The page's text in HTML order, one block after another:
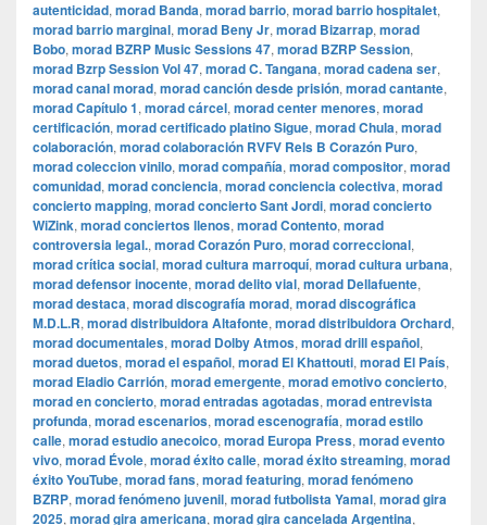
autenticidad, morad Banda, morad barrio, morad barrio hospitalet,
morad barrio marginal, morad Beny Jr, morad Bizarrap, morad
Bobo, morad BZRP Music Sessions 47, morad BZRP Session,
morad Bzrp Session Vol 47, morad C. Tangana, morad cadena ser,
morad canal morad, morad canción desde prisión, morad cantante,
morad Capítulo 1, morad cárcel, morad center menores, morad
certificación, morad certificado platino Sigue, morad Chula, morad
colaboración, morad colaboración RVFV Rels B Corazón Puro,
morad coleccion vinilo, morad compañía, morad compositor, morad
comunidad, morad conciencia, morad conciencia colectiva, morad
concierto mapping, morad concierto Sant Jordi, morad concierto
WiZink, morad conciertos llenos, morad Contento, morad
controversia legal., morad Corazón Puro, morad correccional,
morad crítica social, morad cultura marroquí, morad cultura urbana,
morad defensor inocente, morad delito vial, morad Dellafuente,
morad destaca, morad discografía morad, morad discográfica
M.D.L.R, morad distribuidora Altafonte, morad distribuidora Orchard,
morad documentales, morad Dolby Atmos, morad drill español,
morad duetos, morad el español, morad El Khattouti, morad El País,
morad Eladio Carrión, morad emergente, morad emotivo concierto,
morad en concierto, morad entradas agotadas, morad entrevista
profunda, morad escenarios, morad escenografía, morad estilo
calle, morad estudio anecoico, morad Europa Press, morad evento
vivo, morad Évole, morad éxito calle, morad éxito streaming, morad
éxito YouTube, morad fans, morad featuring, morad fenómeno
BZRP, morad fenómeno juvenil, morad futbolista Yamal, morad gira
2025, morad gira americana, morad gira cancelada Argentina,